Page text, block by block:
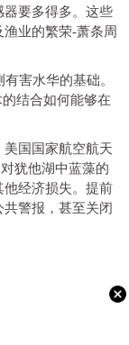
要多得多。这些
业的繁荣-萧条周
害水华的基础。
结合如何能够在
国国家航空航天
犹他湖中蓝藻的
经济损失。提前
警报，甚至关闭